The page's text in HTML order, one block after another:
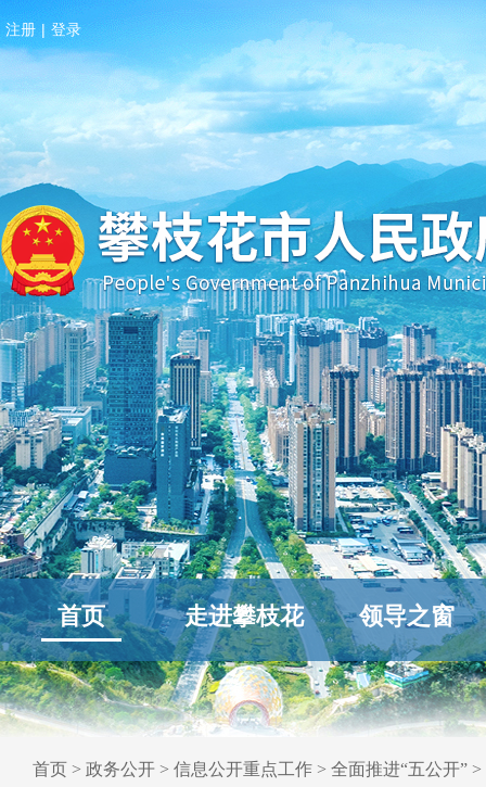
注册 | 登录
首页 走进攀枝花 领导之窗
首页 > 政务公开 > 信息公开重点工作 > 全面推进“五公开” >